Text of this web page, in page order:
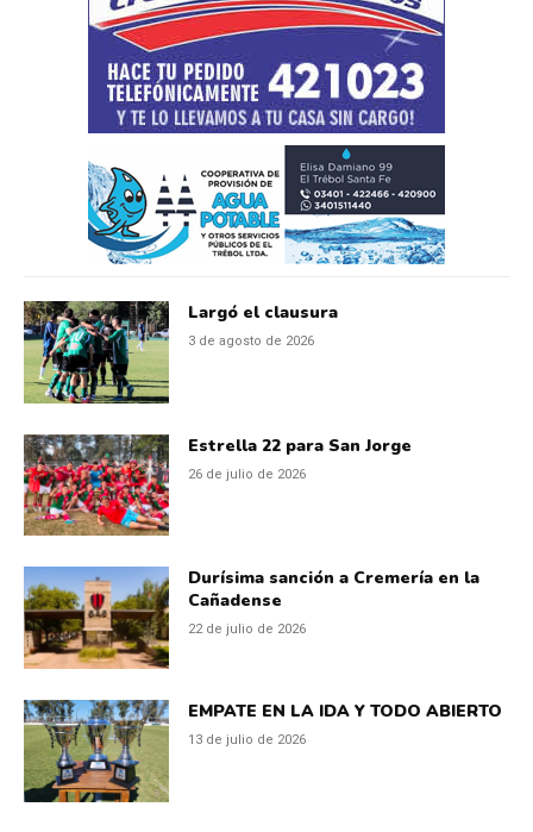
Largó el clausura
3 de agosto de 2026
Estrella 22 para San Jorge
26 de julio de 2026
Durísima sanción a Cremería en la
Cañadense
22 de julio de 2026
EMPATE EN LA IDA Y TODO ABIERTO
13 de julio de 2026